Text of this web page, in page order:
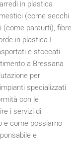
in plastica
(come secchi
(come paraurti), fibre
in plastica.I
e stoccati
a Bressana
per
specializzati
con le
i servizi di
e come possiamo
e